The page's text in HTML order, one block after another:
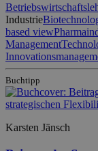
Industrie
based view
Management
Buchtipp
Karsten Jänsch